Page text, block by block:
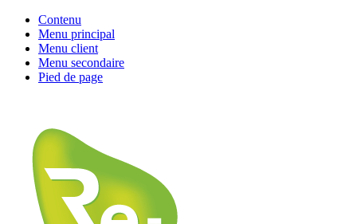
Contenu
Menu principal
Menu client
Menu secondaire
Pied de page